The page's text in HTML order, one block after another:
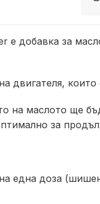
е добавка за
двигателя,
на маслото ще
за
една доза